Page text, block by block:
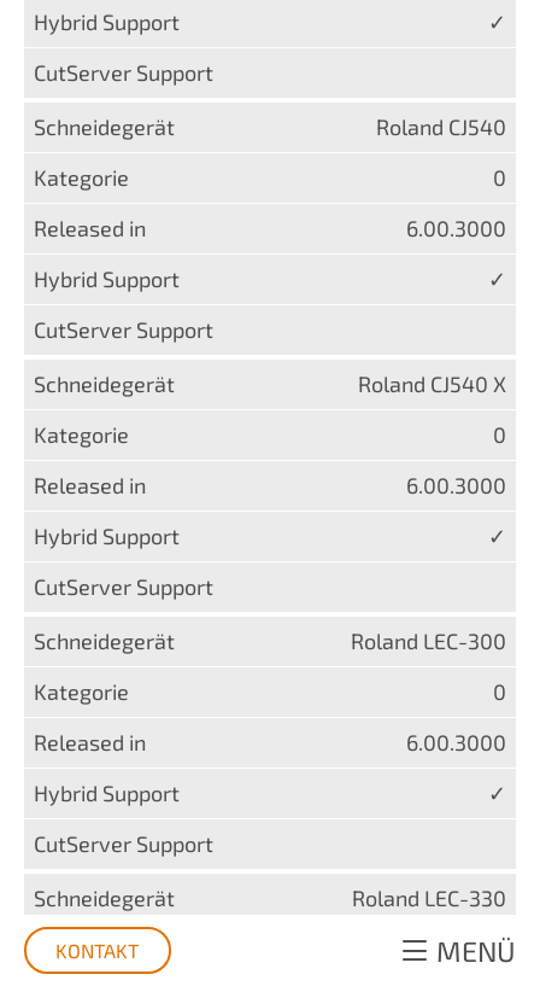
MENÜ
KONTAKT
✓
Roland CJ540
0
6.00.3000
✓
Roland CJ540 X
0
6.00.3000
✓
Roland LEC-300
0
6.00.3000
✓
Roland LEC-330
0